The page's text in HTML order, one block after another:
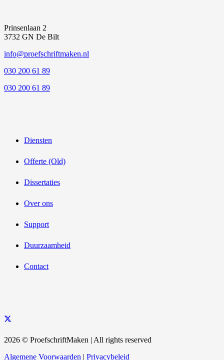
Prinsenlaan 2
3732 GN De Bilt
info@proefschriftmaken.nl
030 200 61 89
030 200 61 89
Diensten
Offerte (Old)
Dissertaties
Over ons
Support
Duurzaamheid
Contact
2026 © ProefschriftMaken | All rights reserved
Algemene Voorwaarden | Privacybeleid